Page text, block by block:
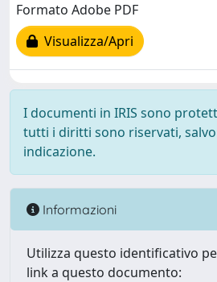
Formato Adobe PDF
Visualizza/Apri
I documenti in IRIS sono
tutti i diritti sono riservati,
indicazione.
Informazioni
Utilizza questo identificativo
link a questo documento: